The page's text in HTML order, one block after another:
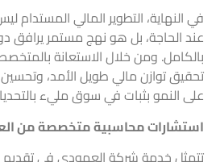
في النهاية، التطوير المالي
عند الحاجة، بل هو نهج مستمر يرافق
بالكامل. ومن خلال الاستعانة
تحقيق توازن مالي طويل الأمد، وتحسين
على النمو بثبات في سوق مليء
استشارات محاسبية متخصصة من